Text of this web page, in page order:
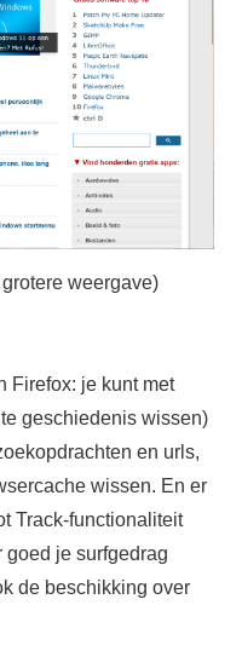
weergave)
Firefox: je kunt met
geschiedenis wissen)
en urls,
wissen. En er
Track-functionaliteit
je surfgedrag
de beschikking over